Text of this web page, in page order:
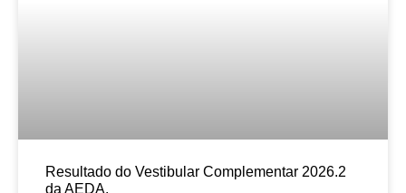
Resultado do Vestibular Complementar 2026.2
da AEDA.